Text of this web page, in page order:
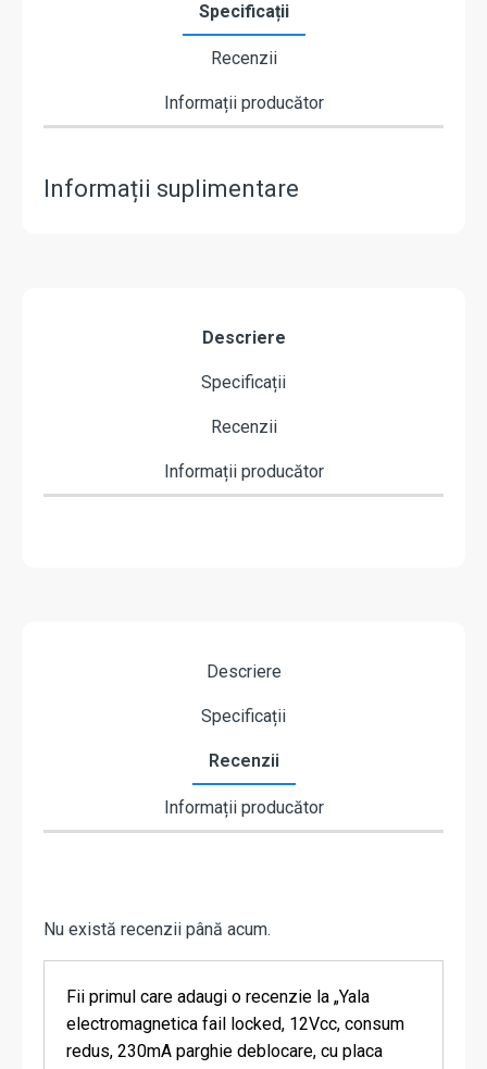
Specificații
Recenzii
Informații producător
Informații suplimentare
Descriere
Specificații
Recenzii
Informații producător
Descriere
Specificații
Recenzii
Informații producător
Nu există recenzii până acum.
Fii primul care adaugi o recenzie la „Yala
electromagnetica fail locked, 12Vcc, consum
redus, 230mA parghie deblocare, cu placa